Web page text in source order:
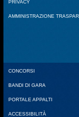
PRIVACY
AMMINISTRAZIONE
CONCORSI
BANDI DI GARA
PORTALE APPALTI
ACCESSIBILITÀ